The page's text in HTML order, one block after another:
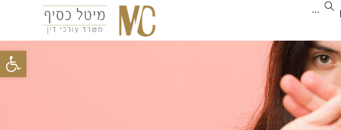
פתח סרגל נגישות
···